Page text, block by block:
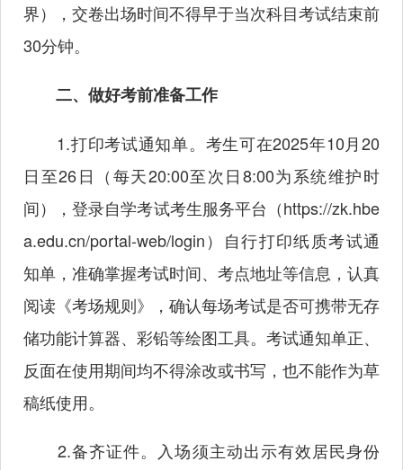
界），交卷出场时间不得早于当次科目考试结束前
30分钟。
二、做好考前准备工作
1.打印考试通知单。考生可在2025年10月20
日至26日（每天20:00至次日8:00为系统维护时
间），登录自学考试考生服务平台（https://zk.hbe
a.edu.cn/portal-web/login）自行打印纸质考试通
知单，准确掌握考试时间、考点地址等信息，认真
阅读《考场规则》，确认每场考试是否可携带无存
储功能计算器、彩铅等绘图工具。考试通知单正、
反面在使用期间均不得涂改或书写，也不能作为草
稿纸使用。
2.备齐证件。入场须主动出示有效居民身份